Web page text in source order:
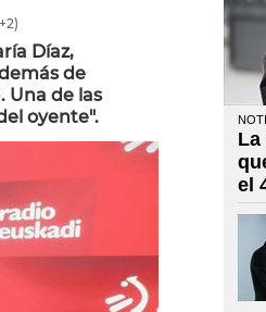
Díaz,
de
Una de las
oyente".
La
el